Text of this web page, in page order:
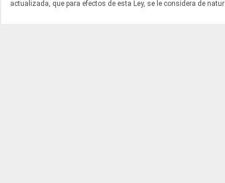
actualizada, que para efectos de esta Ley, se le considera de